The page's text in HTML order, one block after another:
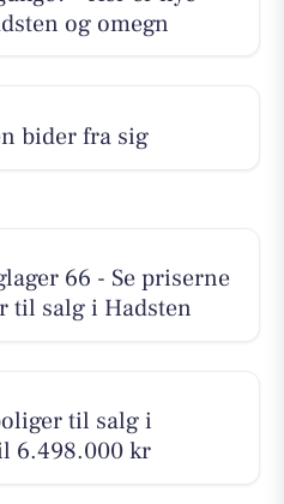
og omegn
bider fra sig
66 - Se priserne
til salg i Hadsten
til salg i
6.498.000 kr